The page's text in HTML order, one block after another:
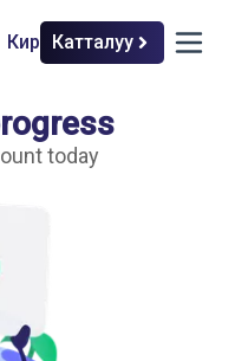
Кирүү Катталуу open
тандаңыз
today